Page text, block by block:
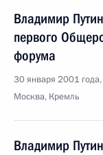
Владимир
первого
форума
30 января 2001
Москва, Кремль
Владимир